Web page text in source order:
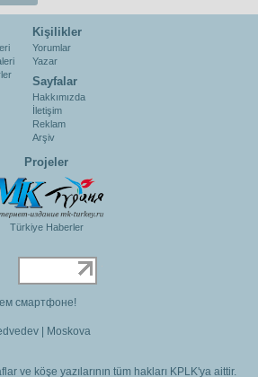
Kişilikler
Yorumlar
Yazar
Sayfalar
Hakkımızda
İletişim
Reklam
Arşiv
Projeler
Türkiye Haberler
смартфоне!
Moskova
ve köşe yazılarının tüm hakları KPLK'ya aittir.